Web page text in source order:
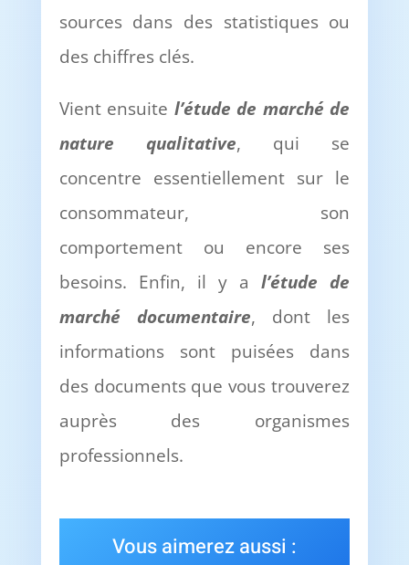
sources dans des statistiques ou
des chiffres clés.
Vient ensuite l’étude de marché de
nature qualitative, qui se
concentre essentiellement sur le
consommateur, son
comportement ou encore ses
besoins. Enfin, il y al’étude de
marché documentaire, dont les
informations sont puisées dans
des documents que vous trouverez
auprès des organismes
professionnels.
Vous aimerez aussi :